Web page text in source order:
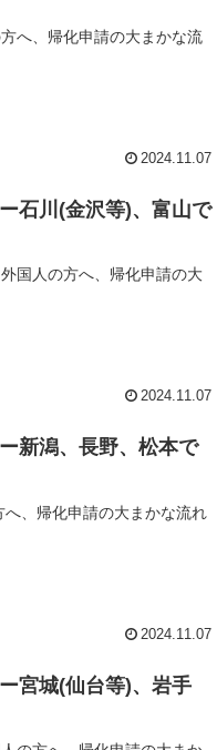
へ、帰化申請の大まかな流
2024.11.07
石川(金沢等)、富山で
国人の方へ、帰化申請の大
2024.11.07
新潟、長野、松本で
、帰化申請の大まかな流れ
2024.11.07
宮城(仙台等)、岩手